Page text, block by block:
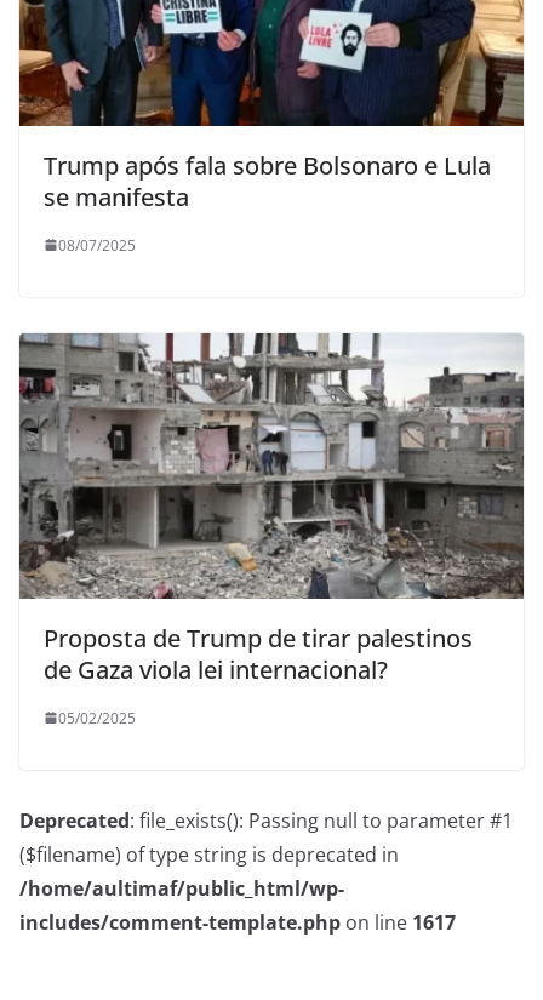
Trump após fala sobre Bolsonaro e Lula
se manifesta
08/07/2025
Proposta de Trump de tirar palestinos
de Gaza viola lei internacional?
05/02/2025
Deprecated: file_exists(): Passing null to parameter #1
($filename) of type string is deprecated in
/home/aultimaf/public_html/wp-
includes/comment-template.php on line 1617